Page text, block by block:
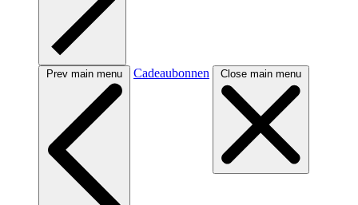
Prev main menu Cadeaubonnen Close main menu